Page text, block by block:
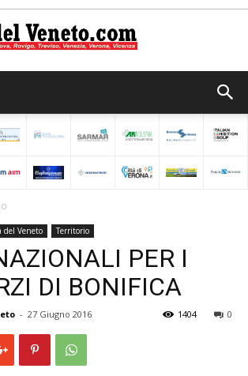
del
Veneto
del Veneto Territorio
PER I
DI BONIFICA
- 27 Giugno 2016 0
1404